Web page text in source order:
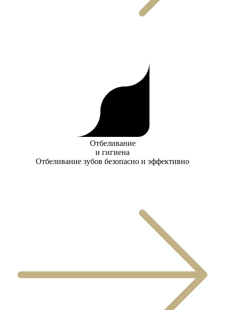
Отбеливание
и гигиена
Отбеливание зубов безопасно и эффективно